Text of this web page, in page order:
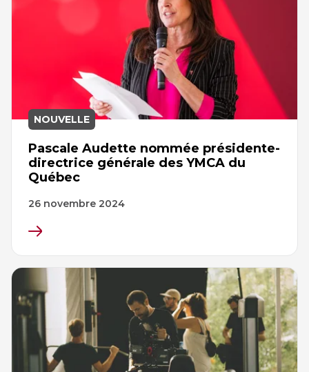
Sauvetage
ÉCHANGES CULTURELS
Zone accueil et découverte (ZAD)
ZONES JEUNESSE
Trouver une Zone jeunesse
NOUVELLE
Pascale Audette nommée présidente-
directrice générale des YMCA du
Québec
26 novembre 2024